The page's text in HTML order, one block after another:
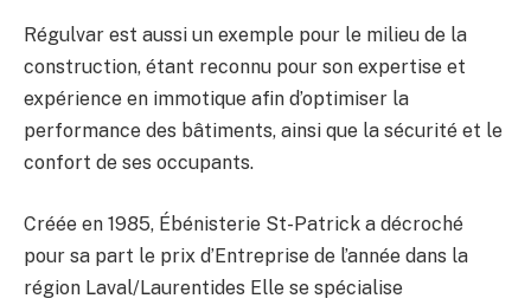
Régulvar est aussi un exemple pour le milieu de la
construction, étant reconnu pour son expertise et
expérience en immotique afin d’optimiser la
performance des bâtiments, ainsi que la sécurité et le
confort de ses occupants.
Créée en 1985, Ébénisterie St-Patrick a décroché
pour sa part le prix d’Entreprise de l’année dans la
région Laval/Laurentides Elle se spécialise